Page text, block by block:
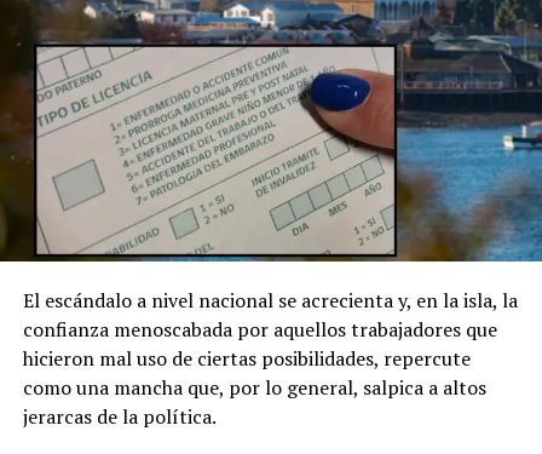
El escándalo a nivel nacional se acrecienta y, en la isla, la
confianza menoscabada por aquellos trabajadores que
hicieron mal uso de ciertas posibilidades, repercute
como una mancha que, por lo general, salpica a altos
jerarcas de la política.